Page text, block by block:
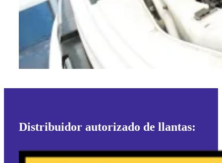
Distribuidor autorizado de llantas: